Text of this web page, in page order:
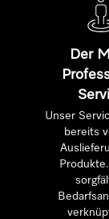
Der
Unser
bereits